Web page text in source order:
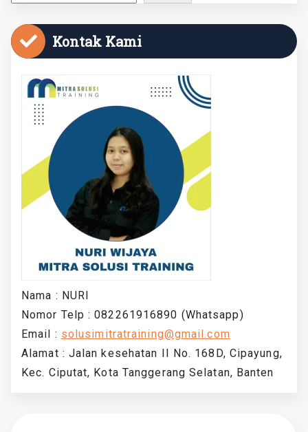
Kontak Kami
Nama : NURI
Nomor Telp : 082261916890 (Whatsapp)
Email : solusimitratraining@gmail.com
Alamat : Jalan kesehatan II No. 168D, Cipayung,
Kec. Ciputat, Kota Tanggerang Selatan, Banten